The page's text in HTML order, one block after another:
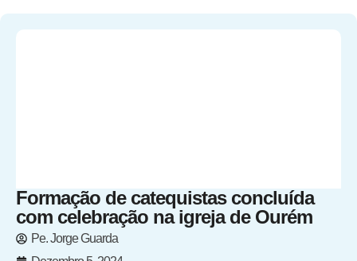
Formação de catequistas concluída
com celebração na igreja de Ourém
Pe. Jorge Guarda